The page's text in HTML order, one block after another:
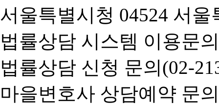
서울특별시청 04524 서
법률상담 시스템 이용문
법률상담 신청 문의(02-
마을변호사 상담예약 문